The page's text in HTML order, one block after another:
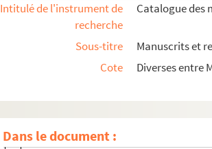
Intitulé de l'instrument de
recherche
Catalogue des
Sous-titre
Manuscrits et
Cote
Diverses entre
Dans le document :
Ms_136. Lettres reçues par Séguier.
Ms_137. Lettres reçues par Séguier.
Ms_138. Lettres reçues par Séguier.
Ms_139. Lettres adressées à Séguier.
Ms_139_1. Lettre à Séguier.
Ms_139_2. Lettres à Séguier.
Ms_139_3. Lettre à Séguier.